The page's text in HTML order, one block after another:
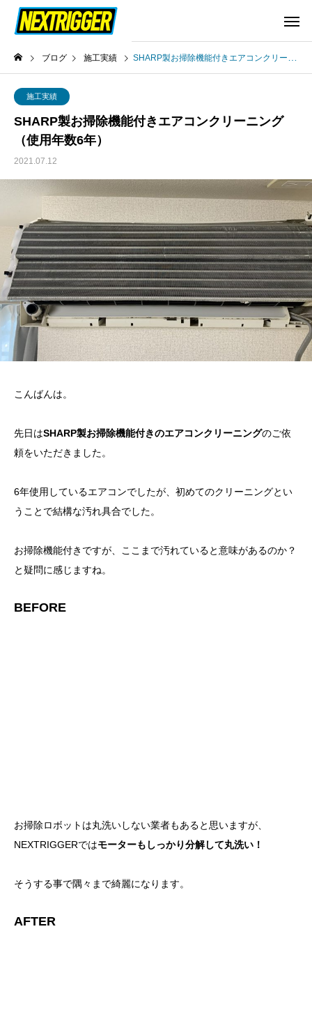
ブログ 施工実績 SHARP製お掃除機能付きエアコンクリーニング（使用年数6年）
施工実績
SHARP製お掃除機能付きエアコンクリーニング
（使用年数6年）
2021.07.12
こんばんは。
先日はSHARP製お掃除機能付きのエアコンクリーニングのご依
頼をいただきました。
6年使用しているエアコンでしたが、初めてのクリーニングとい
うことで結構な汚れ具合でした。
お掃除機能付きですが、ここまで汚れていると意味があるのか？
と疑問に感じますね。
BEFORE
お掃除ロボットは丸洗いしない業者もあると思いますが、
NEXTRIGGERではモーターもしっかり分解して丸洗い！
そうする事で隅々まで綺麗になります。
AFTER